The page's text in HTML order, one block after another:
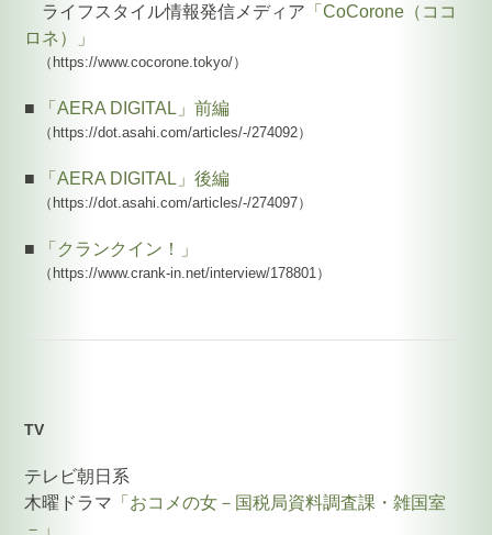
ライフスタイル情報発信メディア 「CoCorone（ココ
ロネ）」
（https://www.cocorone.tokyo/）
■ 「AERA DIGITAL」前編
（https://dot.asahi.com/articles/-/274092）
■ 「AERA DIGITAL」後編
（https://dot.asahi.com/articles/-/274097）
■ 「クランクイン！」
（https://www.crank-in.net/interview/178801）
TV
テレビ朝日系
木曜ドラマ 「おコメの女－国税局資料調査課・雑国室
－」